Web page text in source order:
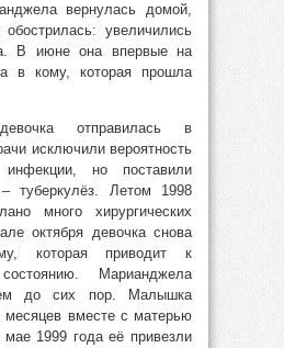
вернулась домой,
обострилась: увеличились
В июне она впервые на
в кому, которая прошла
отправилась в
исключили вероятность
инфекции, но поставили
туберкулёз. Летом 1998
много хирургических
октября девочка снова
которая приводит к
состоянию. Марианджела
до сих пор. Малышка
месяцев вместе с матерью
1999 года её привезли